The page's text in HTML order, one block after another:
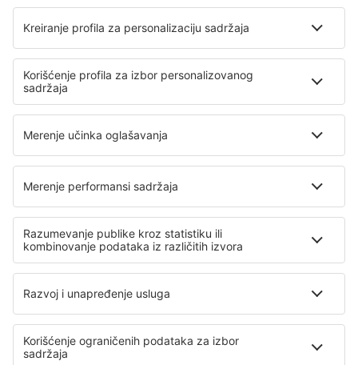
Air Serbia
Wizz Air
Air Montenegro
Ryanair
Lufthansa
O eSky
Opšti uslovi
Moje rezervacije
Politika Privatnosti
Pomoć i kontakt